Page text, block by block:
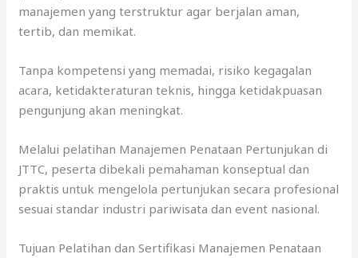
manajemen yang terstruktur agar berjalan aman,
tertib, dan memikat.
Tanpa kompetensi yang memadai, risiko kegagalan
acara, ketidakteraturan teknis, hingga ketidakpuasan
pengunjung akan meningkat.
Melalui pelatihan Manajemen Penataan Pertunjukan di
JTTC, peserta dibekali pemahaman konseptual dan
praktis untuk mengelola pertunjukan secara profesional
sesuai standar industri pariwisata dan event nasional.
Tujuan Pelatihan dan Sertifikasi Manajemen Penataan